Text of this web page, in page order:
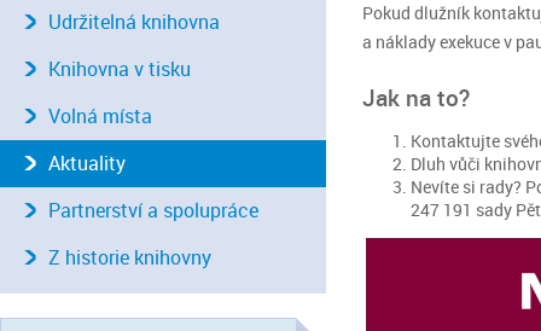
Pokud dlužník
a náklady exekuce v
Jak na to?
Kontaktujte
Dluh vůči
Nevíte si rady?
247 191 sady
Udržitelná knihovna
Knihovna v tisku
Volná místa
Aktuality
Partnerství a spolupráce
Z historie knihovny